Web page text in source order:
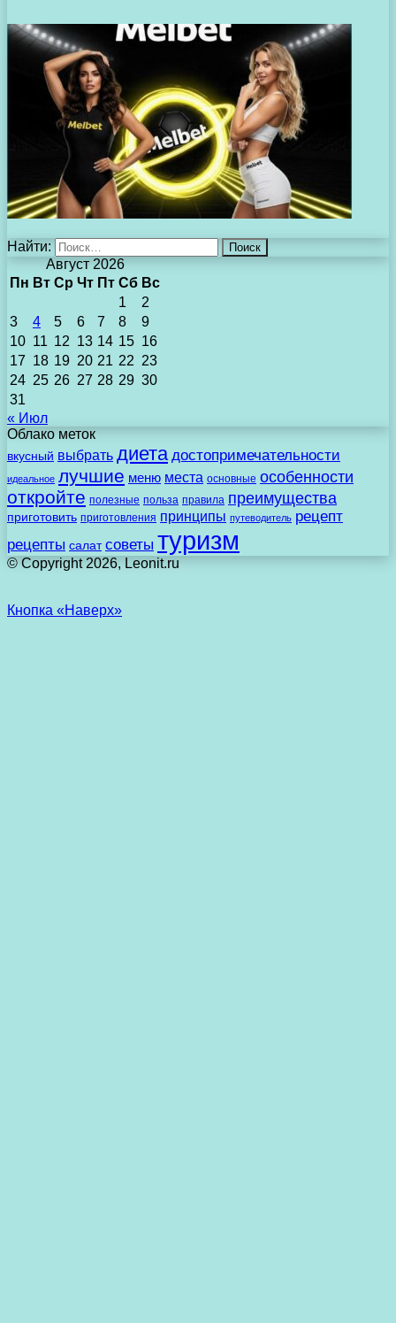
Найти:
Август 2026
Пн Вт Ср Чт Пт Сб Вс
1
2
3
4 5 6 7 8
9
10 11 12 13 14 15 16
17 18 19 20 21 22 23
24 25 26 27 28 29 30
31
« Июл
Облако меток
вкусный выбрать диета достопримечательности
идеальное лучшие меню места основные особенности
откройте полезные польза правила преимущества
приготовить приготовления принципы путеводитель рецепт
рецепты салат советы туризм
© Copyright 2026, Leonit.ru
Кнопка «Наверх»